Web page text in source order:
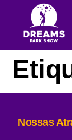
Nossas